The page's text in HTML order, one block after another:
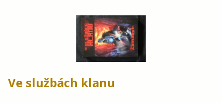
Ve službách klanu